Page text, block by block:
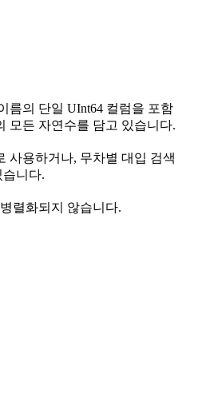
름의 단일 UInt64 컬럼을 포함
모든 자연수를 담고 있습니다.
사용하거나, 무차별 대입 검색
니다.
렬화되지 않습니다.